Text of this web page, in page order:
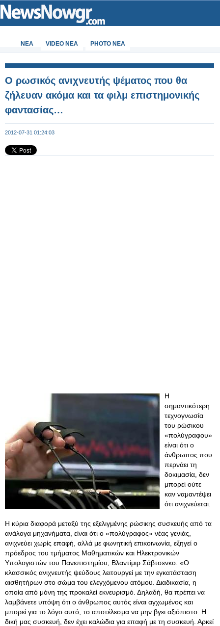
ΝΕΑ VIDEO NEA PHOTO NEA
Ο ρωσικός ανιχνευτής ψέματος που θα
ζήλευαν ακόμα και τα φιλμ επιστημονικής
φαντασίας…
2012-07-31 01:24:03
Η
σημαντικότερη
τεχνογνωσία
του ρώσικου
«πολύγραφου»
είναι ότι ο
άνθρωπος που
περνάει τη
δοκιμασία, δεν
μπορεί ούτε
καν ναμαντέψει
ότι ανιχνεύεται.
Η κύρια διαφορά μεταξύ της εξελιγμένης ρώσικης συσκευής από τα
ανάλογα μηχανήματα, είναι ότι ο «πολύγραφος» νέας γενιάς,
ανιχνεύει χωρίς επαφή, αλλά με φωνητική επικοινωνία, εξηγεί ο
πρόεδρος του τμήματος Μαθηματικών και Ηλεκτρονικών
Υπολογιστών του Πανεπιστημίου, Βλαντίμιρ Σάβτσενκο. «Ο
κλασσικός ανιχνευτής ψεύδους λειτουργεί με την εγκατάσταση
αισθητήρων στο σώμα του ελεγχόμενου ατόμου. Διαδικασία, η
οποία από μόνη της προκαλεί εκνευρισμό. Δηλαδή, θα πρέπει να
λαμβάνετε υπόψη ότι ο άνθρωπος αυτός είναι αγχωμένος και
μπορεί για το λόγο αυτό, το αποτέλεσμα να μην βγει αξιόπιστο. Η
δική μας συσκευή, δεν έχει καλώδια για επαφή με τη συσκευή. Αρκεί